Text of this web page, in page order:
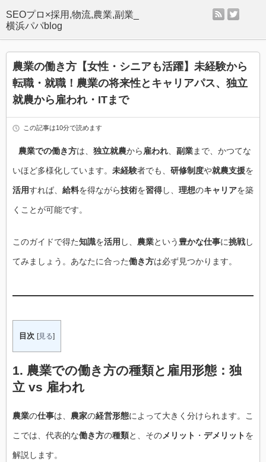
SEOプロ×採用,物流,農業,副業_
横浜パパblog
rss
農業の働き方【女性・シニアも活躍】未経験から
転職・就職！農業の将来性とキャリアパス、独立
就農から雇われ・ITまで
この記事は10分で読めます
農業での働き方は、 独立就農から 雇われ 副業まで、かつてな
いほど多様化しています。 未経験者でも、 研修制度や就農支援を
活用すれば、 給料を得ながら技術を習得し、 理想のキャリアを築
くことが可能です。
このガイドで得た知識を活用 し、 農業という 豊かな仕事に挑戦し
てみましょう。あなたに合った働き方は必ず見つかります。
目次 [見る]
1. 農業での働き方の種類と 雇用形態： 独
立 vs 雇われ
農業の仕事は、 農家の経営形態によって大きく分けられます。こ
こでは、代表的な働き方の種類と、そのメリット ・ デメリットを
解説します。